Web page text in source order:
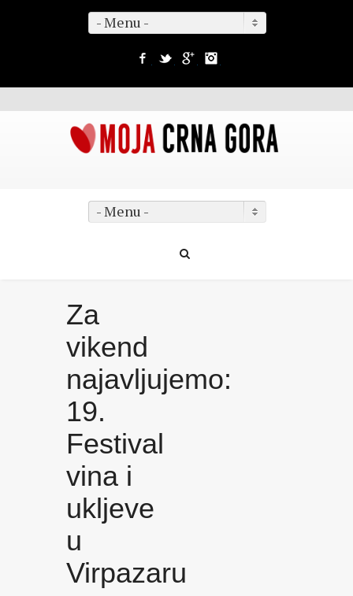
- Menu -
Facebook
TwitterGoogle+
- Menu -
Za
vikend
najavljujemo:
19.
Festival
vina i
ukljeve
u
Virpazaru